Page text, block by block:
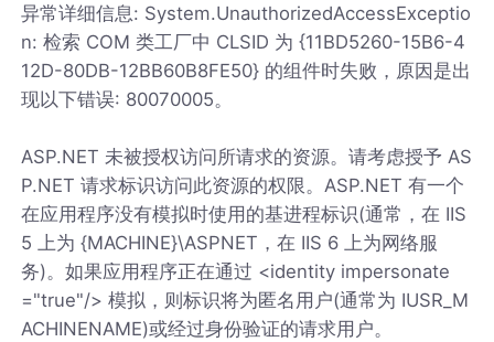
异常详细信息: System.UnauthorizedAccessExceptio
n: 检索 COM 类工厂中 CLSID 为 {11BD5260-15B6-4
12D-80DB-12BB60B8FE50} 的组件时失败，原因是出
现以下错误: 80070005。
ASP.NET 未被授权访问所请求的资源。请考虑授予 AS
P.NET 请求标识访问此资源的权限。ASP.NET 有一个
在应用程序没有模拟时使用的基进程标识(通常，在 IIS
5 上为 {MACHINE}\ASPNET，在 IIS 6 上为网络服
务)。如果应用程序正在通过 <identity impersonate
="true"/> 模拟，则标识将为匿名用户(通常为 IUSR_M
ACHINENAME)或经过身份验证的请求用户。